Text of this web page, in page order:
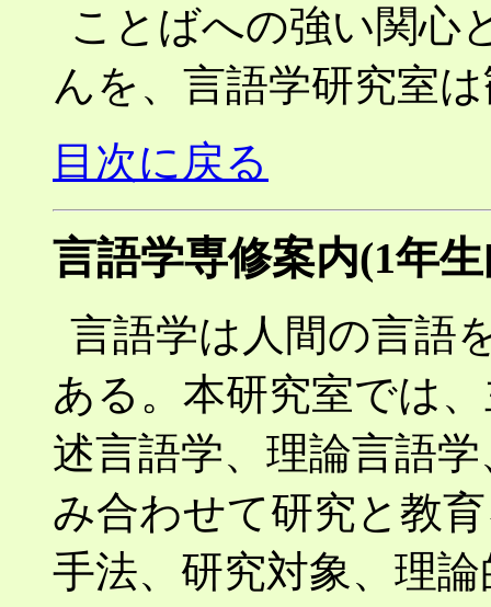
ことばへの強い関心
んを、言語学研究室
目次に戻る
言語学専修案内(1年
言語学は人間の言語
ある。本研究室では
述言語学、理論言語
み合わせて研究と教
手法、研究対象、理